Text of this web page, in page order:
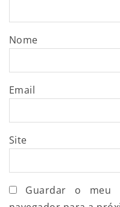
Site
Guardar o meu